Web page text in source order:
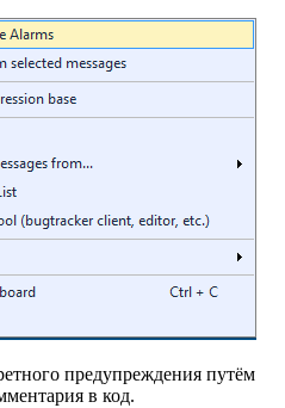
предупреждения путём
в код.